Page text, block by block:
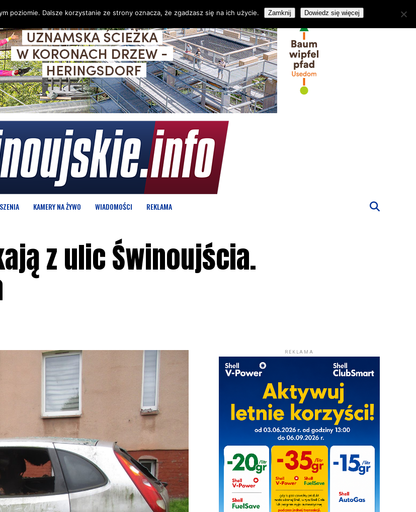
KAMERY NA ŻYWO WIADOMOŚCI REKLAMA
z ulic Świnoujścia.
REKLAMA
poziomie. Dalsze korzystanie ze strony oznacza, że zgadzasz się na ich użycie. Zamknij Dowiedz się więcej